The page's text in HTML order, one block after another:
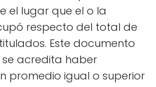
el lugar que el o la
respecto del total de
Este documento
se acredita haber
promedio igual o superior